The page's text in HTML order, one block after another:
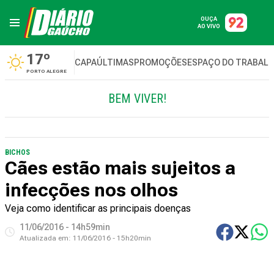
OUÇA
AO VIVO
17º
PORTO ALEGRE
CAPAÚLTIMASPROMOÇÕESESPAÇO DO
BEM VIVER!
BICHOS
Cães estão mais sujeitos a
infecções nos olhos
Veja como identificar as principais doenças
11/06/2016 - 14h59min
Atualizada em: 11/06/2016 - 15h20min